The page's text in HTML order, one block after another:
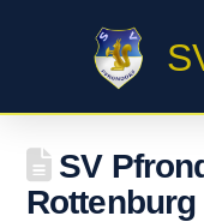
SV
Rottenburg